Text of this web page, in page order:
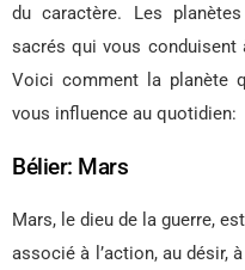
du caractère. Les
sacrés qui vous conduisent
Voici comment la planète
vous influence au quotidien:
Bélier: Mars
Mars, le dieu de la guerre,
associé à l’action, au désir,